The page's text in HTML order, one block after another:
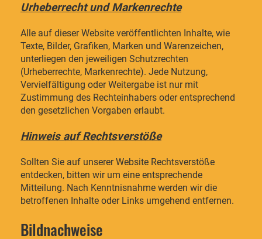
Urheberrecht und Markenrechte
Alle auf dieser Website veröffentlichten Inhalte, wie
Texte, Bilder, Grafiken, Marken und Warenzeichen,
unterliegen den jeweiligen Schutzrechten
(Urheberrechte, Markenrechte). Jede Nutzung,
Vervielfältigung oder Weitergabe ist nur mit
Zustimmung des Rechteinhabers oder entsprechend
den gesetzlichen Vorgaben erlaubt.
Hinweis auf Rechtsverstöße
Sollten Sie auf unserer Website Rechtsverstöße
entdecken, bitten wir um eine entsprechende
Mitteilung. Nach Kenntnisnahme werden wir die
betroffenen Inhalte oder Links umgehend entfernen.
Bildnachweise